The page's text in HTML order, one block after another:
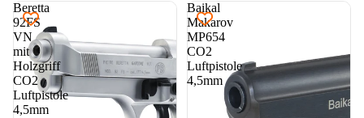
Beretta
92FS
VN
mit
Holzgriff
CO2
Luftpistole
4,5mm
Baikal
Makarov
MP654
CO2
Luftpistole
4,5mm